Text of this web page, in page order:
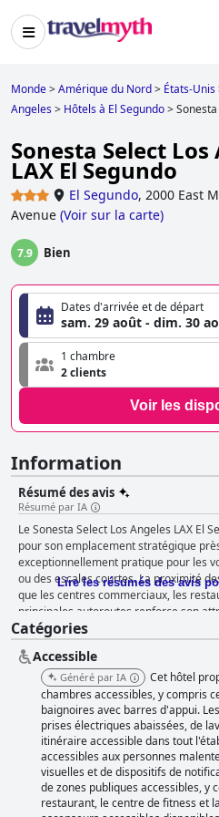
Monde>Amérique du Nord> États-Unis
Angeles> Hôtels à El Segundo>
Sonesta Select Los
LAX El Segundo
El Segundo, 2000 East
Avenue (Voir sur la carte)
7.9 Bien
Dates d'arrivée et de départ
sam. 29 août - dim. 30
1 chambre
2 clients
Voir les
Information
Résumé des avis
Résumé par IA
Le Sonesta Select Los Angeles LAX El
pour son emplacement stratégique
exceptionnellement pratique pour les
ou des escales courtes. La proximité
que les centres commerciaux, les
principales autoroutes renforce son
régulièrement les environs comme
contribuant à un séjour reposant. Les
proximité de l'hôtel avec les parcs
particulièrement avantageuse. Le
depuis l'aéroport facilite le transport
l'hôtel est loué comme étant propre et accueillant.
petit-déjeuner au Sonesta Select Los
commentaires mitigés, certains
sélection, beaucoup expriment leur
limitée et de son coût
dans le prix de la chambre et des
longues files d'attente ont été faits. Les chambres de l'hôtel sont
Lire les résumés des avis
Catégories
Accessible
Généré par IA
Cet hôtel
chambres accessibles, y compris
baignoires avec barres d'appui.
prises électriques abaissées, de
itinéraire accessible dans tout
accessibles aux personnes
visuelles et de dispositifs de
de zones publiques accessibles, y
restaurant, le centre de fitness et